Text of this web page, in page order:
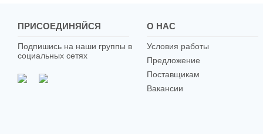
ПРИСОЕДИНЯЙСЯ
Подпишись на наши группы в
социальных сетях
О НАС
Условия работы
Предложение
Поставщикам
Вакансии